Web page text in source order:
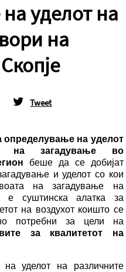
уделот на
на
Tweet
определување на уделот
на загадување во
беше да се добијат
и уделот со кои
на загадување на
е суштинска алатка за
на воздухот коишто се
потребни за цели на
за квалитетот на
уделот на различните